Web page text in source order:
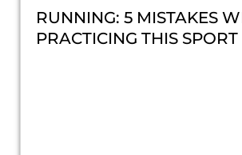
RUNNING: 5 MISTAKES
PRACTICING THIS SPORT